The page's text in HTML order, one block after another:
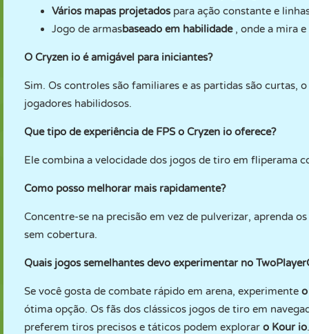
Vários mapas projetados para ação constante e
Jogo de armasbaseado em habilidade , onde a mira
O Cryzen io é amigável para iniciantes?
Sim. Os controles são familiares e as partidas são curtas,
jogadores habilidosos.
Que tipo de experiência de FPS o Cryzen io oferece?
Ele combina a velocidade dos jogos de tiro em fliperama
Como posso melhorar mais rapidamente?
Concentre-se na precisão em vez de pulverizar, aprenda
sem cobertura.
Quais jogos semelhantes devo experimentar no
Se você gosta de combate rápido em arena, experimente
ótima opção. Os fãs dos clássicos jogos de tiro em
preferem tiros precisos e táticos podem explorar o Kour io.